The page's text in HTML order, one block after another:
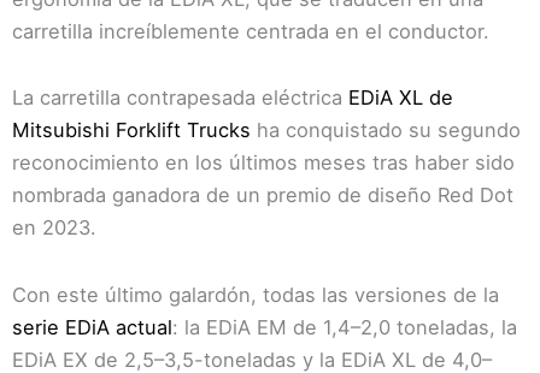
carretilla increíblemente centrada en el conductor.
La carretilla contrapesada eléctrica EDiA XL de
Mitsubishi Forklift Trucks ha conquistado su segundo
reconocimiento en los últimos meses tras haber sido
nombrada ganadora de un premio de diseño Red Dot
en 2023.
Con este último galardón, todas las versiones de la
serie EDiA actual: la EDiA EM de 1,4–2,0 toneladas, la
EDiA EX de 2,5–3,5-toneladas y la EDiA XL de 4,0–